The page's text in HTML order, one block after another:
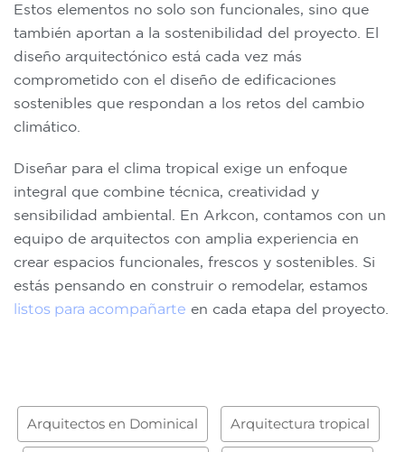
Estos elementos no solo son funcionales, sino que
también aportan a la sostenibilidad del proyecto. El
diseño arquitectónico está cada vez más
comprometido con el diseño de edificaciones
sostenibles que respondan a los retos del cambio
climático.
Diseñar para el clima tropical exige un enfoque
integral que combine técnica, creatividad y
sensibilidad ambiental. En Arkcon, contamos con un
equipo de arquitectos con amplia experiencia en
crear espacios funcionales, frescos y sostenibles. Si
estás pensando en construir o remodelar, estamos
listos para acompañarte en cada etapa del proyecto.
Arquitectos en Dominical Arquitectura tropical